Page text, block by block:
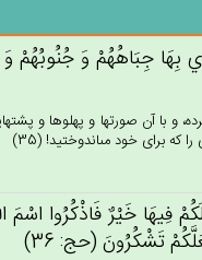
جِبَاهُهُم‌ْ وَ جُنُوبُهُم‌ْ
و با آن صورتها و پهلوها و
براى خود مى‏اندوختيد! (35)
فِيهَا خَيْرٌ فَاذْكُرُوا
تَشْكُرُون‌َ (حج: 36)